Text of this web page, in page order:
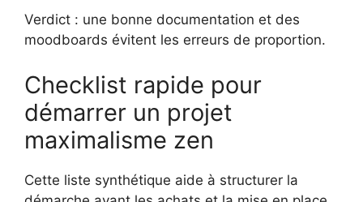
Verdict : une bonne documentation et des
moodboards évitent les erreurs de proportion.
Checklist rapide pour
démarrer un projet
maximalisme zen
Cette liste synthétique aide à structurer la